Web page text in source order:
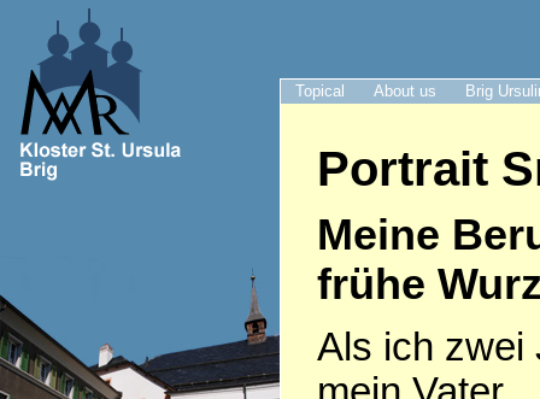
Topical About us Brig
Portrait
Meine
frühe
Als ich zwei